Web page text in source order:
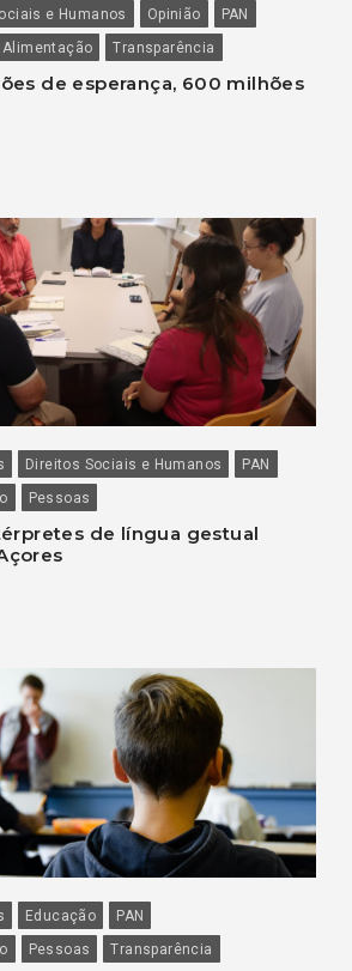
e Humanos Opinião
PAN
Alimentação Transparência
de esperança, 600 milhões
Direitos Sociais e Humanos
PAN
Pessoas
de língua gestual
Educação
PAN
Pessoas Transparência